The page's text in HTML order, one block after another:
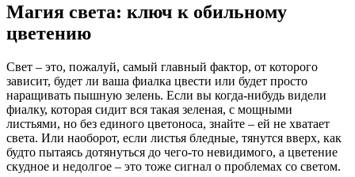
Магия света: ключ к обильному
цветению
Свет – это, пожалуй, самый главный фактор, от которого
зависит, будет ли ваша фиалка цвести или будет просто
наращивать пышную зелень. Если вы когда-нибудь видели
фиалку, которая сидит вся такая зеленая, с мощными
листьями, но без единого цветоноса, знайте – ей не хватает
света. Или наоборот, если листья бледные, тянутся вверх, как
будто пытаясь дотянуться до чего-то невидимого, а цветение
скудное и недолгое – это тоже сигнал о проблемах со светом.